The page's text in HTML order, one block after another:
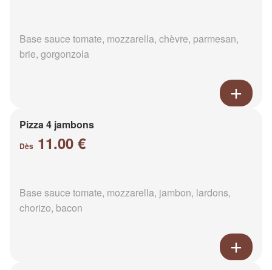
Base sauce tomate, mozzarella, chèvre, parmesan,
brie, gorgonzola
Pizza 4 jambons
Dès 11.00 €
Base sauce tomate, mozzarella, jambon, lardons,
chorizo, bacon